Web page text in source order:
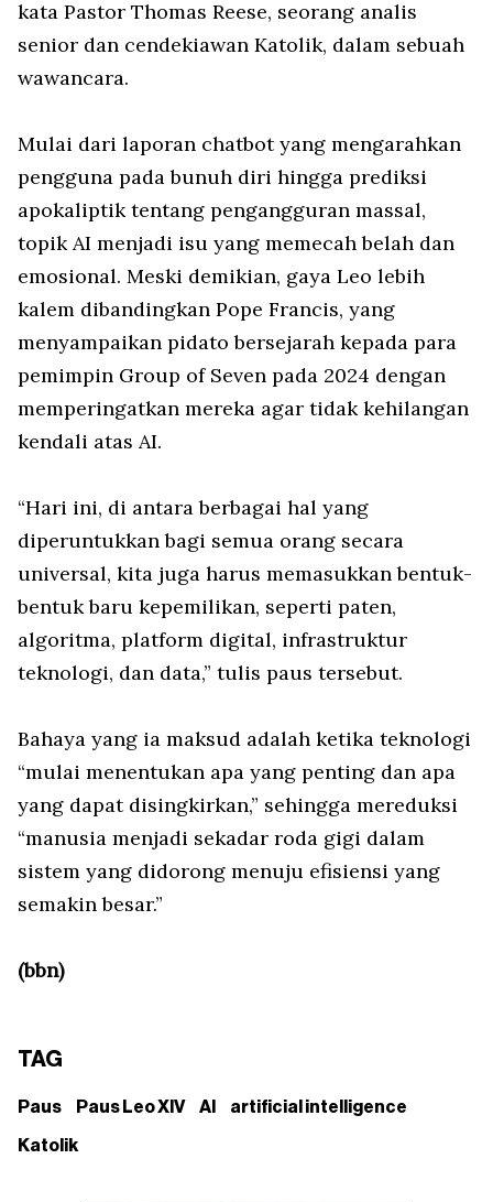
kata Pastor Thomas Reese, seorang analis
senior dan cendekiawan Katolik, dalam sebuah
wawancara.
Mulai dari laporan chatbot yang mengarahkan
pengguna pada bunuh diri hingga prediksi
apokaliptik tentang pengangguran massal,
topik AI menjadi isu yang memecah belah dan
emosional. Meski demikian, gaya Leo lebih
kalem dibandingkan Pope Francis, yang
menyampaikan pidato bersejarah kepada para
pemimpin Group of Seven pada 2024 dengan
memperingatkan mereka agar tidak kehilangan
kendali atas AI.
“Hari ini, di antara berbagai hal yang
diperuntukkan bagi semua orang secara
universal, kita juga harus memasukkan bentuk-
bentuk baru kepemilikan, seperti paten,
algoritma, platform digital, infrastruktur
teknologi, dan data,” tulis paus tersebut.
Bahaya yang ia maksud adalah ketika teknologi
“mulai menentukan apa yang penting dan apa
yang dapat disingkirkan,” sehingga mereduksi
“manusia menjadi sekadar roda gigi dalam
sistem yang didorong menuju efisiensi yang
semakin besar.”
(bbn)
TAG
Paus Paus Leo XIV AI artificial intelligence
Katolik